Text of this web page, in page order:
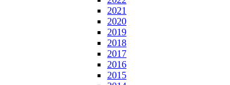
2021
2020
2019
2018
2017
2016
2015